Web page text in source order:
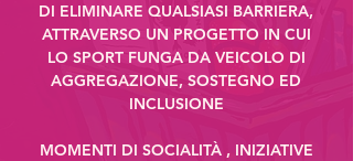
DI ELIMINARE QUALSIASI BARRIERA,
ATTRAVERSO UN PROGETTO IN CUI
LO SPORT FUNGA DA VEICOLO DI
AGGREGAZIONE, SOSTEGNO ED
INCLUSIONE
MOMENTI DI SOCIALITÀ , INIZIATIVE